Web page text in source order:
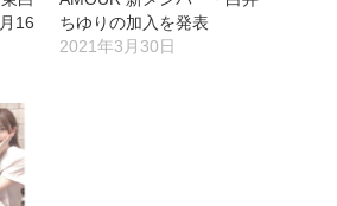
16
ちゆりの加入を発表
2021年3月30日